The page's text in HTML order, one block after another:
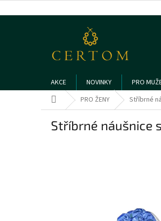
na
AKCE NOVINKY PRO
Domů PRO ŽENY Stříbrné
Stříbrné náušnice